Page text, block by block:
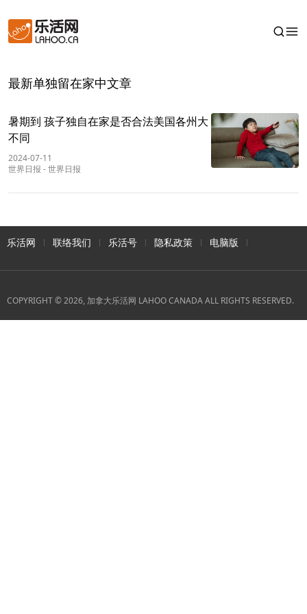
最新单独留在家中文章
暑期到 孩子独自在家是否合法美国各州大
不同
2024-07-11
世界日报 -世界日报
乐活网 联络我们 乐活号 隐私政策 电脑版
COPYRIGHT © 2026, 加拿大乐活网 LAHOO CANADA ALL RIGHTS RESERVED.